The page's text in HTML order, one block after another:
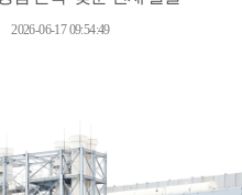
2026-06-17 09:54:49